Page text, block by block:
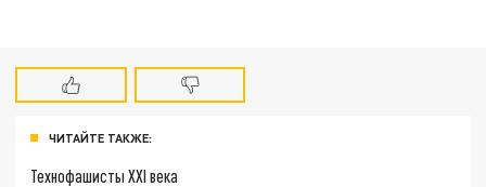
ЧИТАЙТЕ ТАКЖЕ:
Технофашисты XXI века